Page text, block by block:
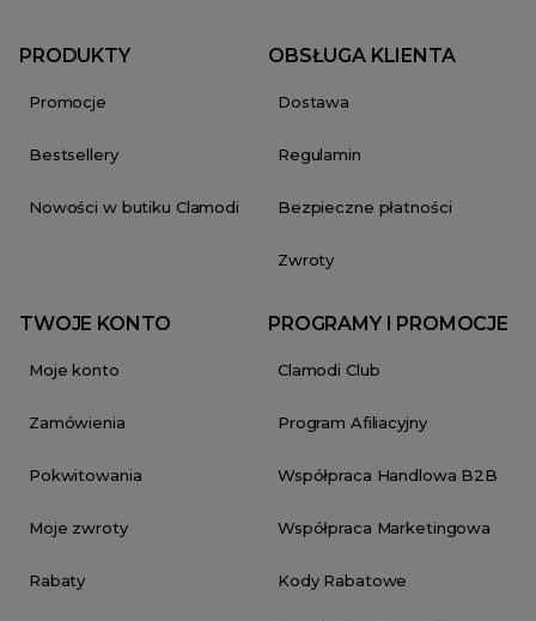
PRODUKTY
Promocje
Bestsellery
Nowości w butiku Clamodi
OBSŁUGA KLIENTA
Dostawa
Regulamin
Bezpieczne płatności
Zwroty
TWOJE KONTO
Moje konto
Zamówienia
Pokwitowania
Moje zwroty
Rabaty
PROGRAMY I PROMOCJE
Clamodi Club
Program Afiliacyjny
Współpraca Handlowa B2B
Współpraca Marketingowa
Kody Rabatowe